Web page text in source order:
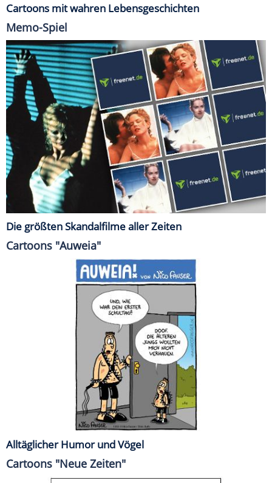
Cartoons mit wahren Lebensgeschichten
Memo-Spiel
Die größten Skandalfilme aller Zeiten
Cartoons "Auweia"
Alltäglicher Humor und Vögel
Cartoons "Neue Zeiten"